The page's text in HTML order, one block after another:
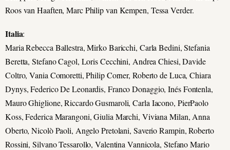
Roos van Haaften, Marc Philip van Kempen, Tessa Verder.
Italia:
Maria Rebecca Ballestra, Mirko Baricchi, Carla Bedini, Stefania
Beretta, Stefano Cagol, Loris Cecchini, Andrea Chiesi, Davide
Coltro, Vania Comoretti, Philip Corner, Roberto de Luca, Chiara
Dynys, Federico De Leonardis, Franco Donaggio, Inés Fontenla,
Mauro Ghiglione, Riccardo Gusmaroli, Carla Iacono, PierPaolo
Koss, Federica Marangoni, Giulia Marchi, Viviana Milan, Anna
Oberto, Nicolò Paoli, Angelo Pretolani, Saverio Rampin, Roberto
Rossini, Silvano Tessarollo, Valentina Vannicola, Stefano Mario